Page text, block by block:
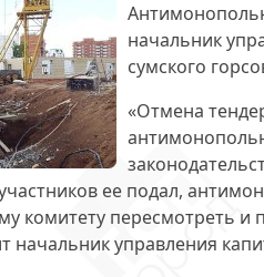
начальник
сумского
«Отмена
ее подал,
комитету пересмотреть и
управления